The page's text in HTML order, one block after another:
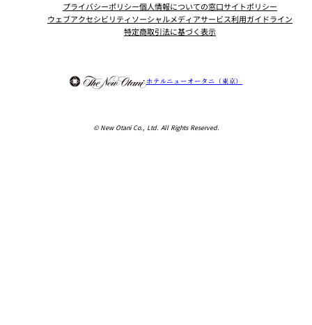
ホテルニューオータニ（東京）
プライバシーポリシー個人情報についての窓口サイトポリシー
ウェブアクセシビリティソーシャルメディアサービス利用ガイドライン
特定商取引法に基づく表示
© New Otani Co., Ltd. All Rights Reserved.